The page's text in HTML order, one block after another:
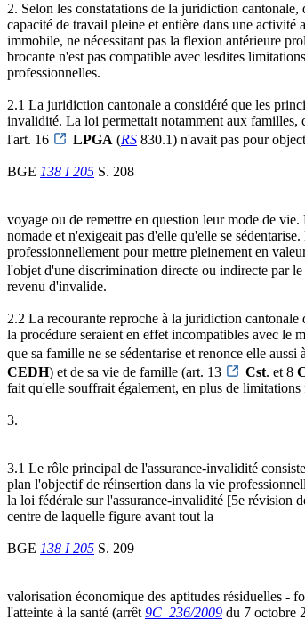
2. Selon les constatations de la juridiction
capacité de travail pleine et entière dans une activité
immobile, ne nécessitant pas la flexion antérieure
brocante n'est pas compatible avec lesdites
professionnelles.
2.1 La juridiction cantonale a considéré que les
invalidité. La loi permettait notamment aux familles,
l'art. 16
LPGA (RS 830.1) n'avait pas pour
BGE 138 I 205 S. 208
voyage ou de remettre en question leur mode de
nomade et n'exigeait pas d'elle qu'elle se
professionnellement pour mettre pleinement en
l'objet d'une discrimination directe ou indirecte par
revenu d'invalide.
2.2 La recourante reproche à la juridiction
la procédure seraient en effet incompatibles avec le
que sa famille ne se sédentarise et renonce elle
CEDH) et de sa vie de famille (art. 13 Cst. et 8
fait qu'elle souffrait également, en plus de
3.
3.1 Le rôle principal de l'assurance-invalidité
plan l'objectif de réinsertion dans la vie
la loi fédérale sur l'assurance-invalidité [5e révision
centre de laquelle figure avant tout la
BGE 138 I 205 S. 209
valorisation économique des aptitudes résiduelles -
l'atteinte à la santé (arrêt 9C_236/2009 du 7 octobre